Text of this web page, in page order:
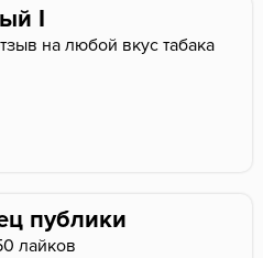
I
на любой вкус табака
публики
лайков